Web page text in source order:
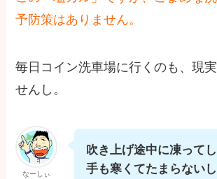
予防策はありません。
毎日コイン洗車場に行くのも、現
せんし。
なーしぃ
吹き上げ途中に凍ってし
手も寒くてたまらない